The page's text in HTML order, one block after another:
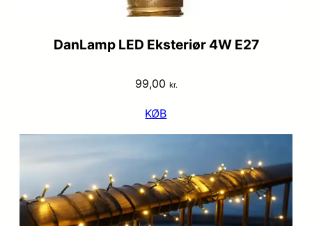
DanLamp LED Eksteriør 4W E27
99,00 kr.
KØB